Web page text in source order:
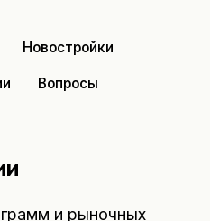
Новостройки
Вопросы
и рыночных